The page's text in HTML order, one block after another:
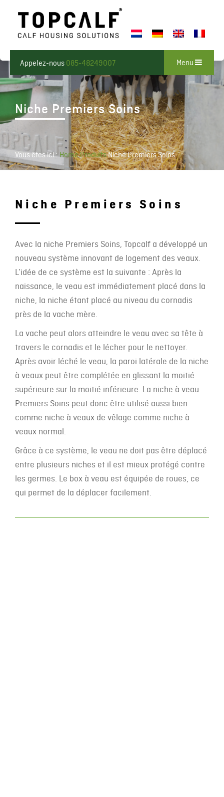
Appelez-nous 085-48249007 Menu
Niche Premiers Soins
Vous êtes ici : HomeProduitsNiche Premiers Soins
Niche Premiers Soins
Avec la niche Premiers Soins, Topcalf a développé un
nouveau système innovant de logement des veaux.
L’idée de ce système est la suivante : Après la
naissance, le veau est immédiatement placé dans la
niche, la niche étant placé au niveau du cornadis
près de la vache mère.
La vache peut alors atteindre le veau avec sa tête à
travers le cornadis et le lécher pour le nettoyer.
Après avoir léché le veau, la paroi latérale de la niche
à veaux peut être complétée en glissant la moitié
supérieure sur la moitié inférieure. La niche à veau
Premiers Soins peut donc être utilisé aussi bien
comme niche à veaux de vêlage comme niche à
veaux normal.
Grâce à ce système, le veau ne doit pas être déplacé
entre plusieurs niches et il est mieux protégé contre
les germes. Le box à veau est équipée de roues, ce
qui permet de la déplacer facilement.